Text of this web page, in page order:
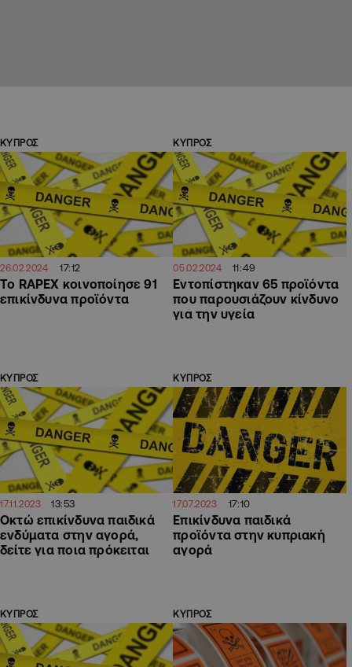
ΚΥΠΡΟΣ
26.02.2024 17:12
Το RAPEX κοινοποίησε 91
επικίνδυνα προϊόντα
ΚΥΠΡΟΣ
05.02.2024 11:49
Εντοπίστηκαν 65 προϊόντα
που παρουσιάζουν κίνδυνο
για την υγεία
ΚΥΠΡΟΣ
17.11.2023 13:53
Οκτώ επικίνδυνα παιδικά
ενδύματα στην αγορά,
δείτε για ποια πρόκειται
ΚΥΠΡΟΣ
17.07.2023 17:10
Επικίνδυνα παιδικά
προϊόντα στην κυπριακή
αγορά
ΚΥΠΡΟΣ ΚΥΠΡΟΣ